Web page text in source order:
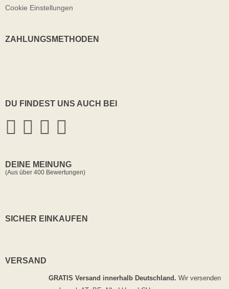
Cookie Einstellungen
ZAHLUNGSMETHODEN
DU FINDEST UNS AUCH BEI
DEINE MEINUNG
(Aus über 400 Bewertungen)
SICHER EINKAUFEN
VERSAND
GRATIS Versand innerhalb Deutschland. Wir versenden